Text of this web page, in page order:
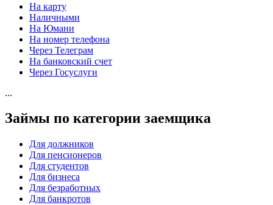
На карту
Наличными
На Юмани
На номер телефона
Через Телеграм
На банковский счет
Через Госуслуги
...
Займы по категории заемщика
Для должников
Для пенсионеров
Для студентов
Для бизнеса
Для безработных
Для банкротов